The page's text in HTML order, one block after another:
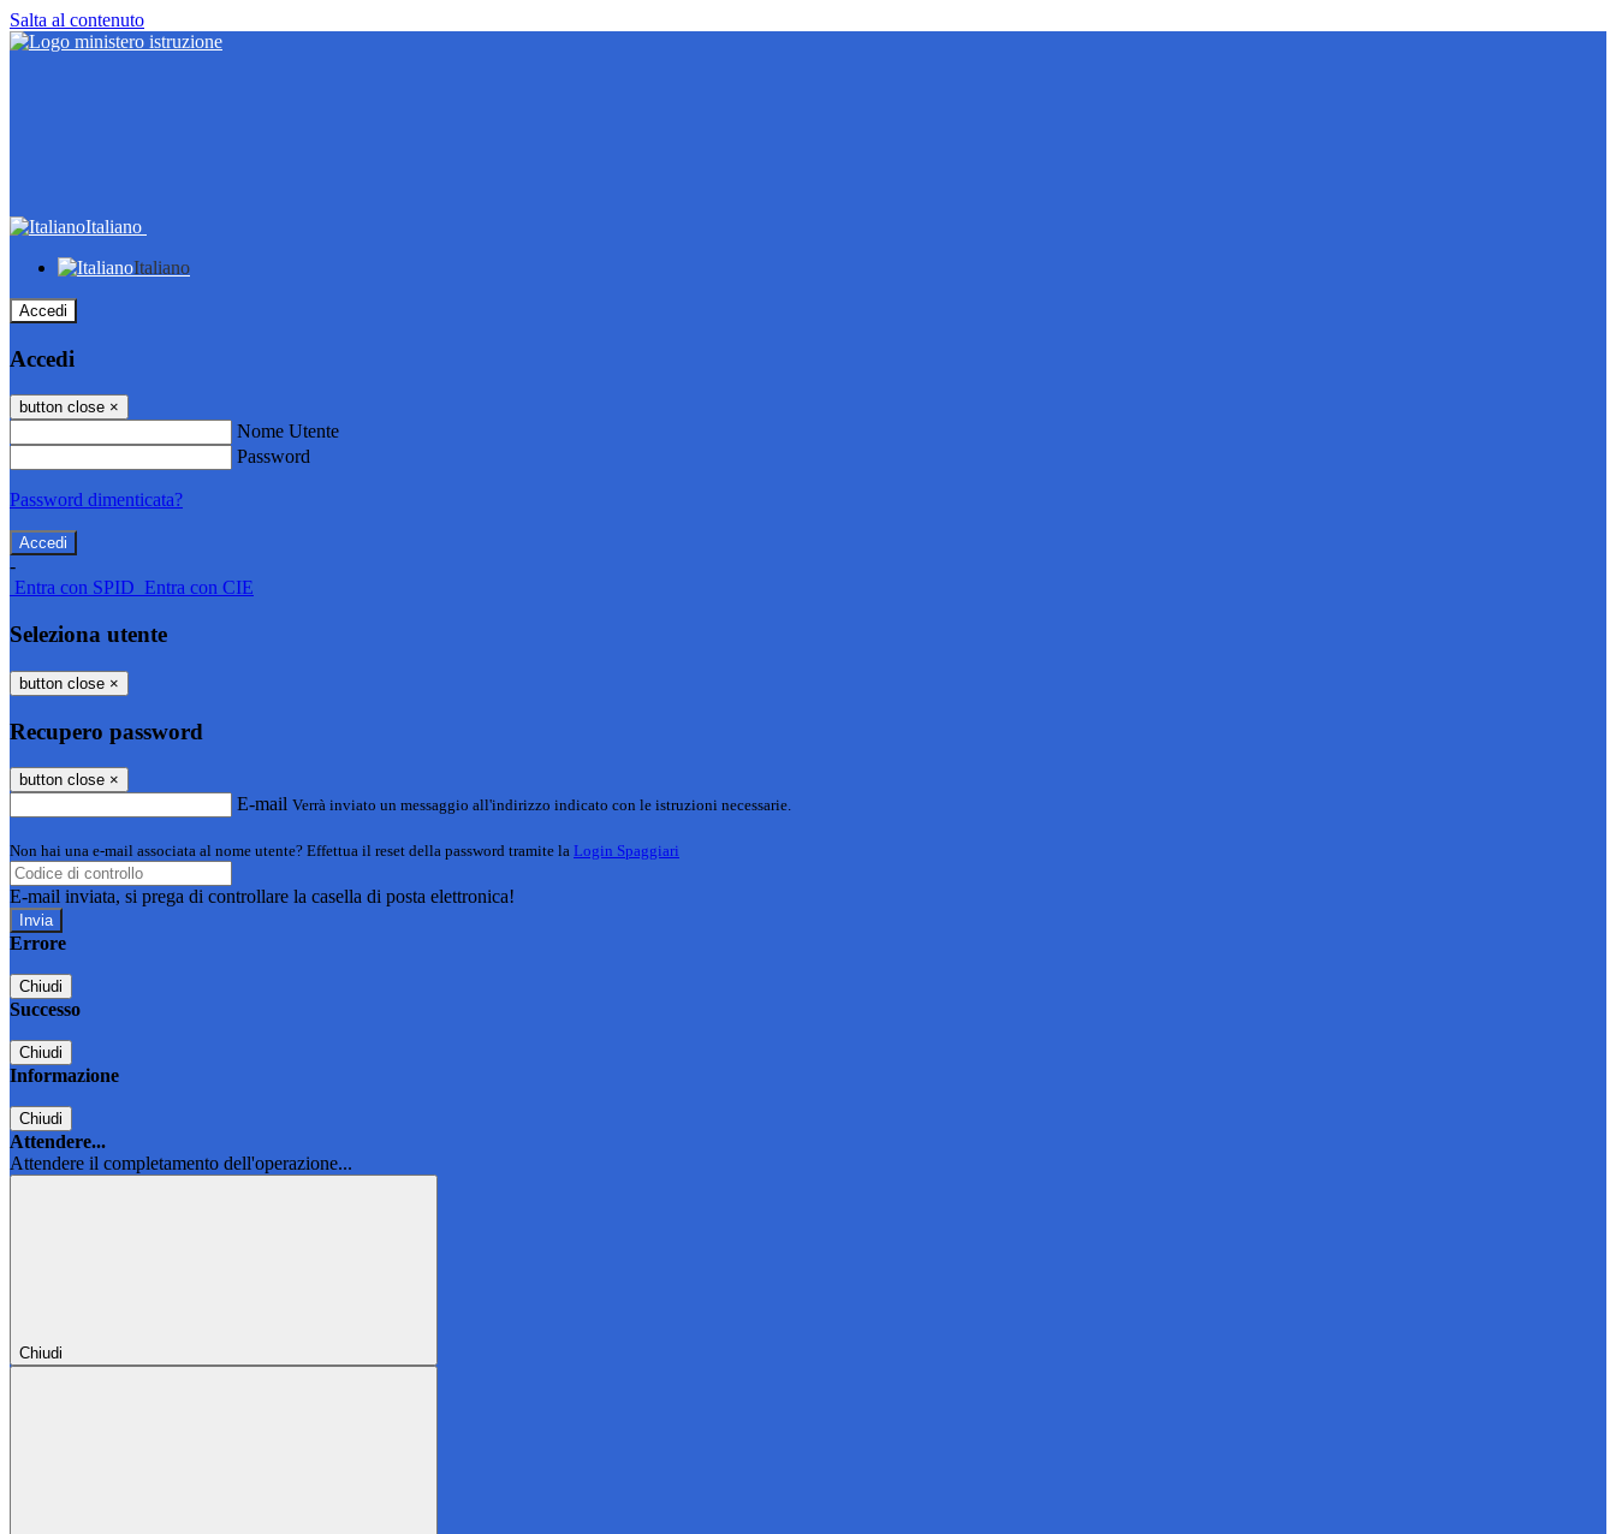
Salta al contenuto
Italiano
Italiano
Accedi
Accedi
button close ×
Nome Utente
Password
Password dimenticata?
-
Entra con SPID Entra con CIE
Seleziona utente
button close ×
Recupero password
button close ×
E-mail Verrà inviato un messaggio all'indirizzo indicato con le istruzioni necessarie.
Non hai una e-mail associata al nome utente? Effettua il reset della password tramite la Login Spaggiari
E-mail inviata, si prega di controllare la casella di posta elettronica!
Errore
Chiudi
Successo
Chiudi
Informazione
Chiudi
Attendere...
Attendere il completamento dell'operazione...
Chiudi